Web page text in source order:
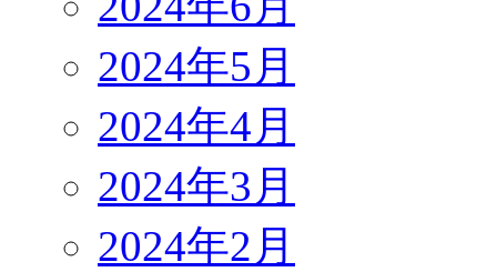
2024年5月
2024年4月
2024年3月
2024年2月